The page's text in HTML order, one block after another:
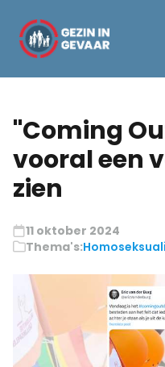
"Coming
vooral een
zien
11 oktober 2024
Thema's: